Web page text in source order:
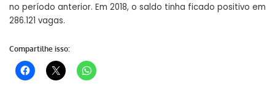
no período anterior. Em 2018, o saldo tinha ficado positivo em
286.121 vagas.
Compartilhe isso: